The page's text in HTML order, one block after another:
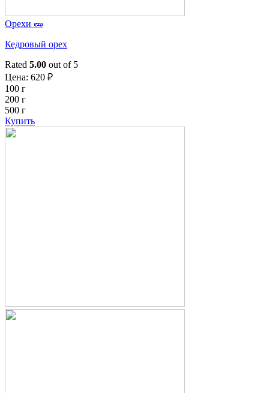
Орехи 🥜
Кедровый орех
Rated 5.00 out of 5
Цена: 620 ₽
100 г
200 г
500 г
Купить